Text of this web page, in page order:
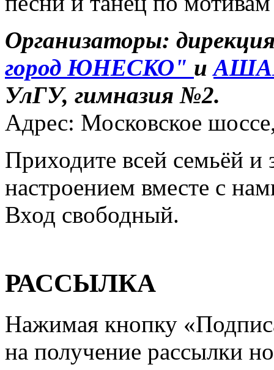
Организаторы:
город ЮНЕСКО" и
УлГУ, гимназия №2.
Адрес: Московское
Приходите всей семьёй и
настроением вместе с
Вход свободный.
РАССЫЛКА
Нажимая кнопку
на получение рассылки